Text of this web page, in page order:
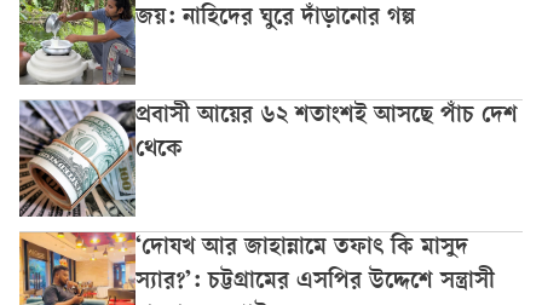
জয়: নাহিদের ঘুরে দাঁড়ানোর গল্প
প্রবাসী আয়ের ৬২ শতাংশই আসছে পাঁচ দেশ
থেকে
‘দোযখ আর জাহান্নামে তফাৎ কি মাসুদ
স্যার?’: চট্টগ্রামের এসপির উদ্দেশে সন্ত্রাসী